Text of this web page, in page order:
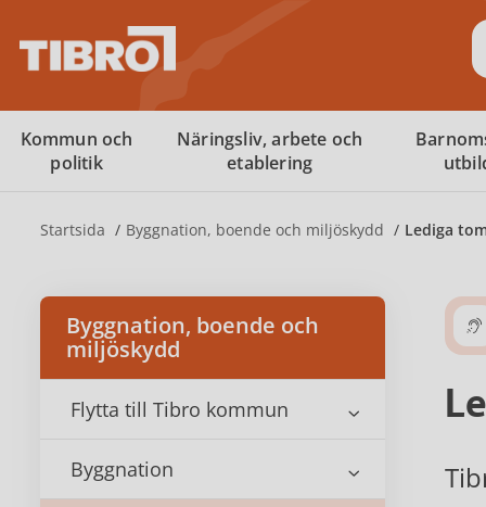
Kommun och
politik
Näringsliv, arbete och
etablering
Startsida Byggnation, boende och miljöskydd Lediga
Byggnation, boende och
miljöskydd
Flytta till Tibro kommun
Byggnation